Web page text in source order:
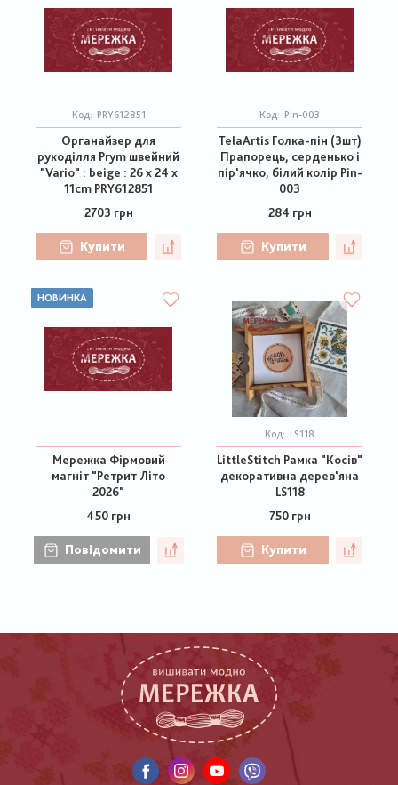
Код: PRY612851
Органайзер для
рукоділля Prym швейний
"Vario" : beige : 26 x 24 x
11cm PRY612851
2703 грн
Купити
Код: Pin-003
TelaArtis Голка-пін (3шт)
Прапорець, серденько і
пір'ячко, білий колір Pin-
003
284 грн
Купити
НОВИНКА
Мережка Фірмовий
магніт "Ретрит Літо
2026"
450 грн
Повідомити
Код: LS118
LittleStitch Рамка "Косів"
декоративна дерев'яна
LS118
750 грн
Купити